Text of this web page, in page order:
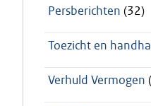
Persberichten (32)
Toezicht en
Verhuld Vermogen